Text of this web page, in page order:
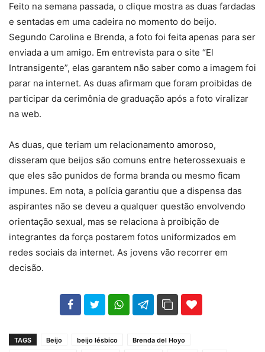
Feito na semana passada, o clique mostra as duas fardadas
e sentadas em uma cadeira no momento do beijo.
Segundo Carolina e Brenda, a foto foi feita apenas para ser
enviada a um amigo. Em entrevista para o site “El
Intransigente”, elas garantem não saber como a imagem foi
parar na internet. As duas afirmam que foram proibidas de
participar da cerimônia de graduação após a foto viralizar
na web.
As duas, que teriam um relacionamento amoroso,
disseram que beijos são comuns entre heterossexuais e
que eles são punidos de forma branda ou mesmo ficam
impunes. Em nota, a polícia garantiu que a dispensa das
aspirantes não se deveu a qualquer questão envolvendo
orientação sexual, mas se relaciona à proibição de
integrantes da força postarem fotos uniformizados em
redes sociais da internet. As jovens vão recorrer em
decisão.
102 35
TAGS Beijo beijo lésbico
Brenda del Hoyo